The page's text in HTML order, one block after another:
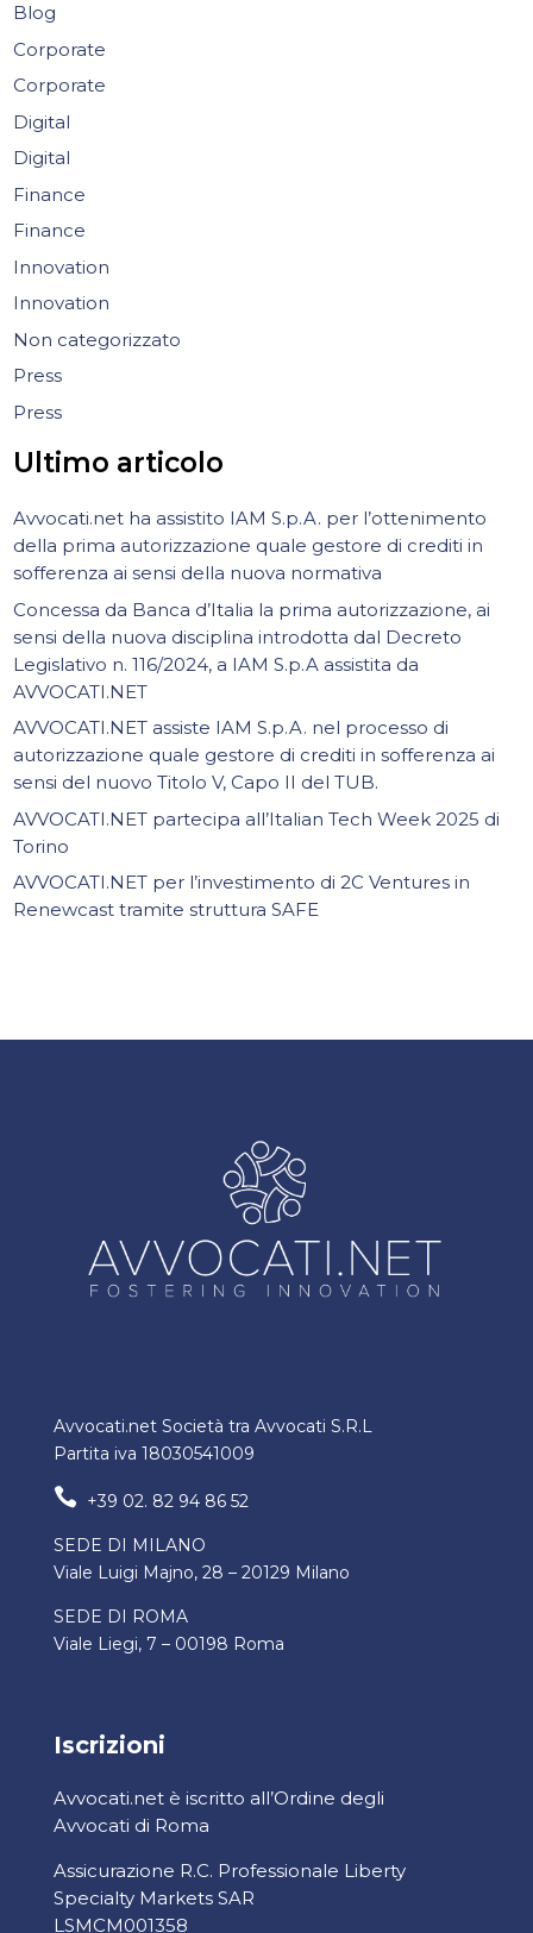
Blog
Corporate
Corporate
Digital
Digital
Finance
Finance
Innovation
Innovation
Non categorizzato
Press
Press
Ultimo articolo
Avvocati.net ha assistito IAM S.p.A. per l’ottenimento
della prima autorizzazione quale gestore di crediti in
sofferenza ai sensi della nuova normativa
Concessa da Banca d’Italia la prima autorizzazione, ai
sensi della nuova disciplina introdotta dal Decreto
Legislativo n. 116/2024, a IAM S.p.A assistita da
AVVOCATI.NET
AVVOCATI.NET assiste IAM S.p.A. nel processo di
autorizzazione quale gestore di crediti in sofferenza ai
sensi del nuovo Titolo V, Capo II del TUB.
AVVOCATI.NET partecipa all’Italian Tech Week 2025 di
Torino
AVVOCATI.NET per l’investimento di 2C Ventures in
Renewcast tramite struttura SAFE
Avvocati.net Società tra Avvocati S.R.L
Partita iva 18030541009
 +39 02. 82 94 86 52
SEDE DI MILANO
Viale Luigi Majno, 28 – 20129 Milano
SEDE DI ROMA
Viale Liegi, 7 – 00198 Roma
Iscrizioni
Avvocati.net è iscritto all’Ordine degli
Avvocati di Roma
Assicurazione R.C. Professionale Liberty
Specialty Markets SAR
LSMCM001358